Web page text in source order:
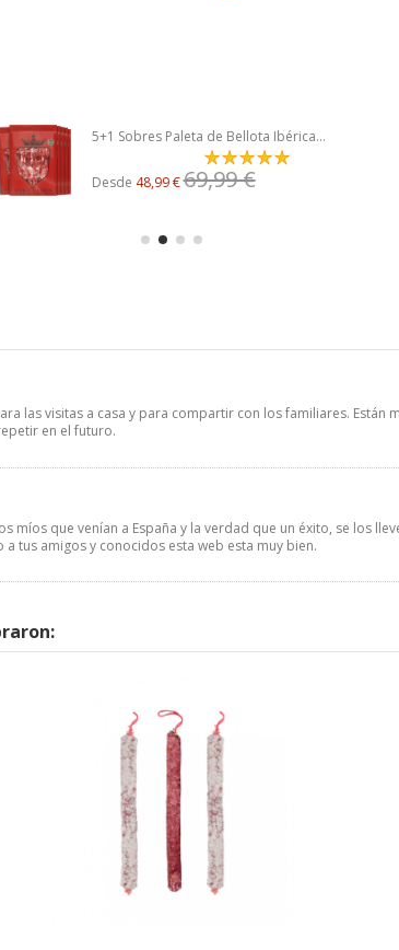
5+1 Sobres Paleta de Bellota Ibérica...
Desde48,99 €69,99 €
las visitas a casa y para compartir con los familiares. Están
en el futuro.
míos que venían a España y la verdad que un éxito, se los
tus amigos y conocidos esta web esta muy bien.